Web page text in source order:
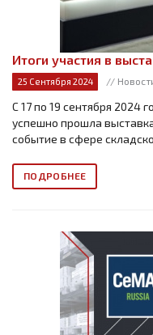
Итоги участия в
25 Сентября 2024 //
С 17 по 19 сентября 2024
успешно прошла
событие в сфере
ПОДРОБНЕЕ